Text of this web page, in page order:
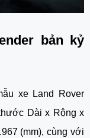
bản kỷ
xe Land Rover
Dài x Rộng x
(mm), cùng với